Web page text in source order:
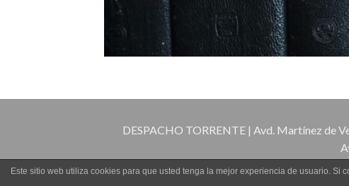
DESPACHO TORRENTE | Avd. Martínez de
Este sitio web utiliza cookies para que usted tenga la mejor experiencia de usuario.